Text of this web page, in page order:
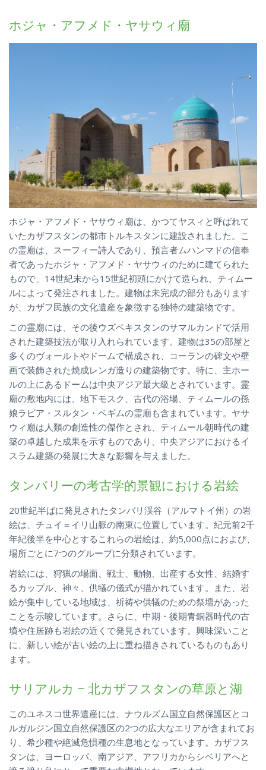
ホジャ・アフメド・ヤサウィ廟
ホジャ・アフメド・ヤサウィ廟は、かつてヤスィと呼ばれて
いたカザフスタンの都市トルキスタンに建設されました。こ
の霊廟は、スーフィー詩人であり、預言者ムハンマドの信奉
者であったホジャ・アフメド・ヤサウィのために建てられた
もので、14世紀末から15世紀初頭にかけて造られ、ティムー
ルによって発注されました。建物は未完成の部分もあります
が、カザフ民族の文化遺産を象徴する独特の建築物です。
この霊廟には、その後ウズベキスタンのサマルカンドで活用
された建築技法が取り入れられています。建物は35の部屋と
多くのヴォールトやドームで構成され、コーランの碑文や壁
画で装飾された焼成レンガ造りの建築物です。特に、主ホー
ルの上にあるドームは中央アジア最大級とされています。霊
廟の敷地内には、地下モスク、古代の浴場、ティムールの孫
娘ラビア・スルタン・ベギムの霊廟も含まれています。ヤサ
ウィ廟は人類の創造性の傑作とされ、ティムール朝時代の建
築の卓越した成果を示すものであり、中央アジアにおけるイ
スラム建築の発展に大きな影響を与えました。
タンバリーの考古学的景観における岩絵
20世紀半ばに発見されたタンバリ渓谷（アルマトイ州）の岩
絵は、チュイ＝イリ山脈の南東に位置しています。紀元前2千
年紀後半を中心とするこれらの岩絵は、約5,000点におよび、
場所ごとに7つのグループに分類されています。
岩絵には、狩猟の場面、戦士、動物、出産する女性、結婚す
るカップル、神々、供犠の儀式が描かれています。また、岩
絵が集中している地域は、祈祷や供犠のための祭壇があった
ことを示唆しています。さらに、中期・後期青銅器時代の古
墳や住居跡も岩絵の近くで発見されています。興味深いこと
に、新しい絵が古い絵の上に重ね描きされているものもあり
ます。
サリアルカ – 北カザフスタンの草原と湖
このユネスコ世界遺産には、ナウルズム国立自然保護区とコ
ルガルジン国立自然保護区の2つの広大なエリアが含まれてお
り、希少種や絶滅危惧種の生息地となっています。カザフス
タンは、ヨーロッパ、南アジア、アフリカからシベリアへと